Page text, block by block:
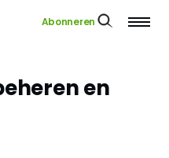
Abonneren
en